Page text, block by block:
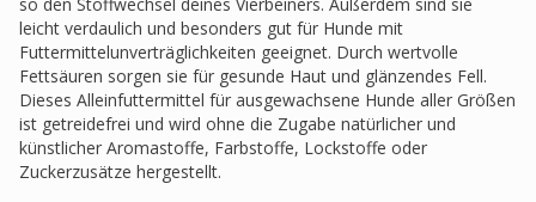
leicht verdaulich und besonders gut für Hunde mit
Futtermittelunverträglichkeiten geeignet. Durch wertvolle
Fettsäuren sorgen sie für gesunde Haut und glänzendes Fell.
Dieses Alleinfuttermittel für ausgewachsene Hunde aller Größen
ist getreidefrei und wird ohne die Zugabe natürlicher und
künstlicher Aromastoffe, Farbstoffe, Lockstoffe oder
Zuckerzusätze hergestellt.